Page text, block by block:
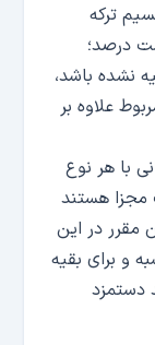
ترکه
نشده باشد،
علاوه بر
با هر نوع
مجزا هستند
مقرر در این
محاسبه و برای بقیه
دستمزد